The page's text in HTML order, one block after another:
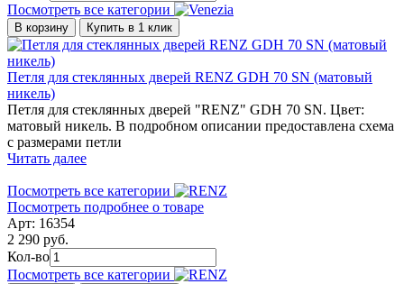
Посмотреть все категории
В корзину Купить в 1 клик
Петля для стеклянных дверей RENZ GDH 70 SN (матовый
никель)
Петля для стеклянных дверей "RENZ" GDH 70 SN. Цвет:
матовый никель. В подробном описании предоставлена схема
с размерами петли
Читать далее
Посмотреть все категории
Посмотреть подробнее о товаре
Арт: 16354
2 290 руб.
Кол-во
Посмотреть все категории